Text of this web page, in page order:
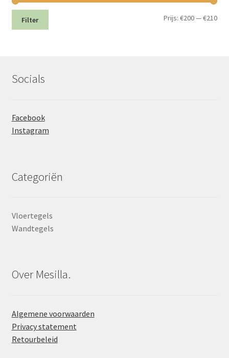
Min.
Filter Prijs:€200—€210
Socials
Facebook
Instagram
Categoriën
Vloertegels
Wandtegels
Over Mesilla.
Algemene voorwaarden
Privacy statement
Retourbeleid